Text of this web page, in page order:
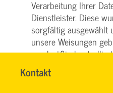
Kontakt
SVG
Name*
Verarbeitung Ihrer
Dienstleister. Diese
sorgfältig ausgewählt
unsere Weisungen
regelmäßig
(3) Weiterhin können
personenbezogenen